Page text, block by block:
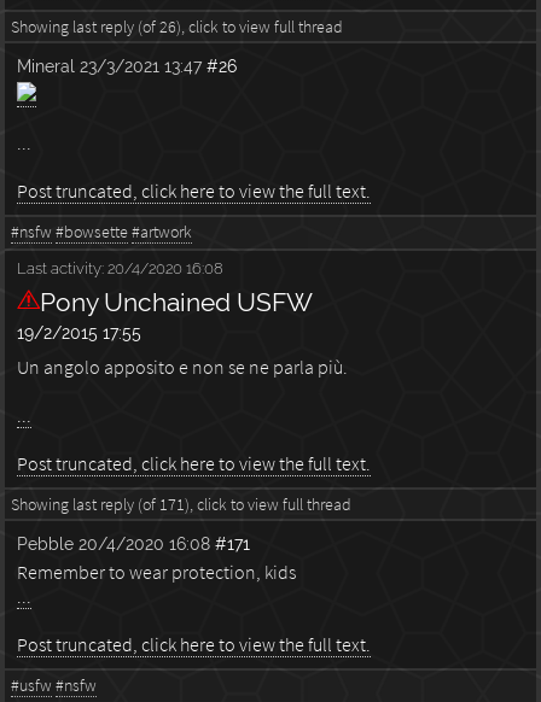
Showing last reply (of 26), click to view full thread
Mineral 23/3/2021 13:47 #26
...
Post truncated, click here to view the full text.
#nsfw#bowsette#artwork
Last activity:20/4/2020 16:08
Pony Unchained USFW
19/2/2015 17:55
Un angolo apposito e non se ne parla più.
...
Post truncated, click here to view the full text.
Showing last reply (of 171), click to view full thread
Pebble 20/4/2020 16:08 #171
Remember to wear protection, kids
...
Post truncated, click here to view the full text.
#usfw #nsfw